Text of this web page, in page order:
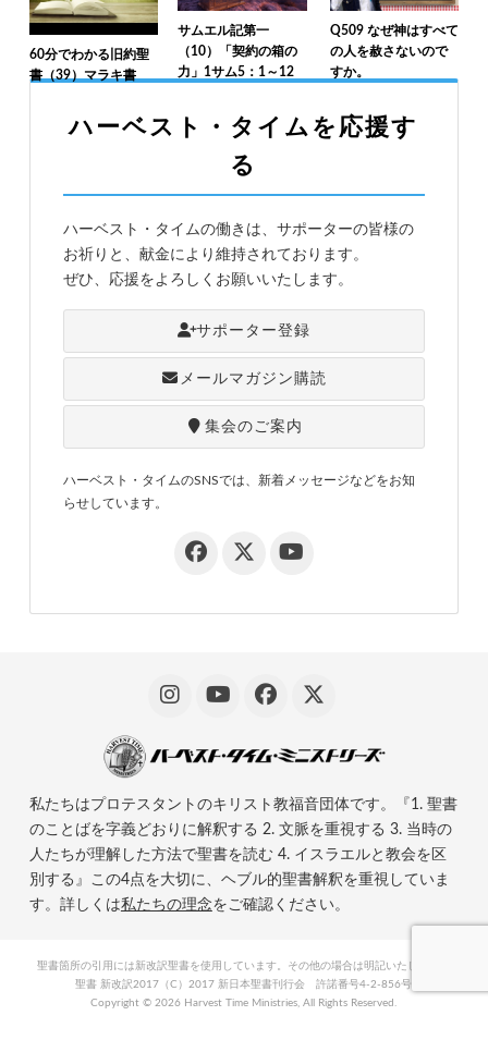
60分でわかる旧約聖
書（39）マラキ書
サムエル記第一
（10）「契約の箱の
力」1サム5：1～12
Q509 なぜ神はすべて
の人を赦さないので
すか。
ハーベスト・タイムを応援す
る
ハーベスト・タイムの働きは、サポーターの皆様の
お祈りと、献金により維持されております。
ぜひ、応援をよろしくお願いいたします。
サポーター登録
メールマガジン購読
集会のご案内
ハーベスト・タイムのSNSでは、新着メッセージなどをお知
らせしています。
私たちはプロテスタントのキリスト教福音団体です。『1. 聖書
のことばを字義どおりに解釈する 2. 文脈を重視する 3. 当時の
人たちが理解した方法で聖書を読む 4. イスラエルと教会を区
別する』この4点を大切に、ヘブル的聖書解釈を重視していま
す。詳しくは私たちの理念をご確認ください。
聖書箇所の引用には新改訳聖書を使用しています。その他の場合は明記いたします。
聖書 新改訳2017（C）2017 新日本聖書刊行会 許諾番号4-2-856号
Copyright © 2026 Harvest Time Ministries, All Rights Reserved.